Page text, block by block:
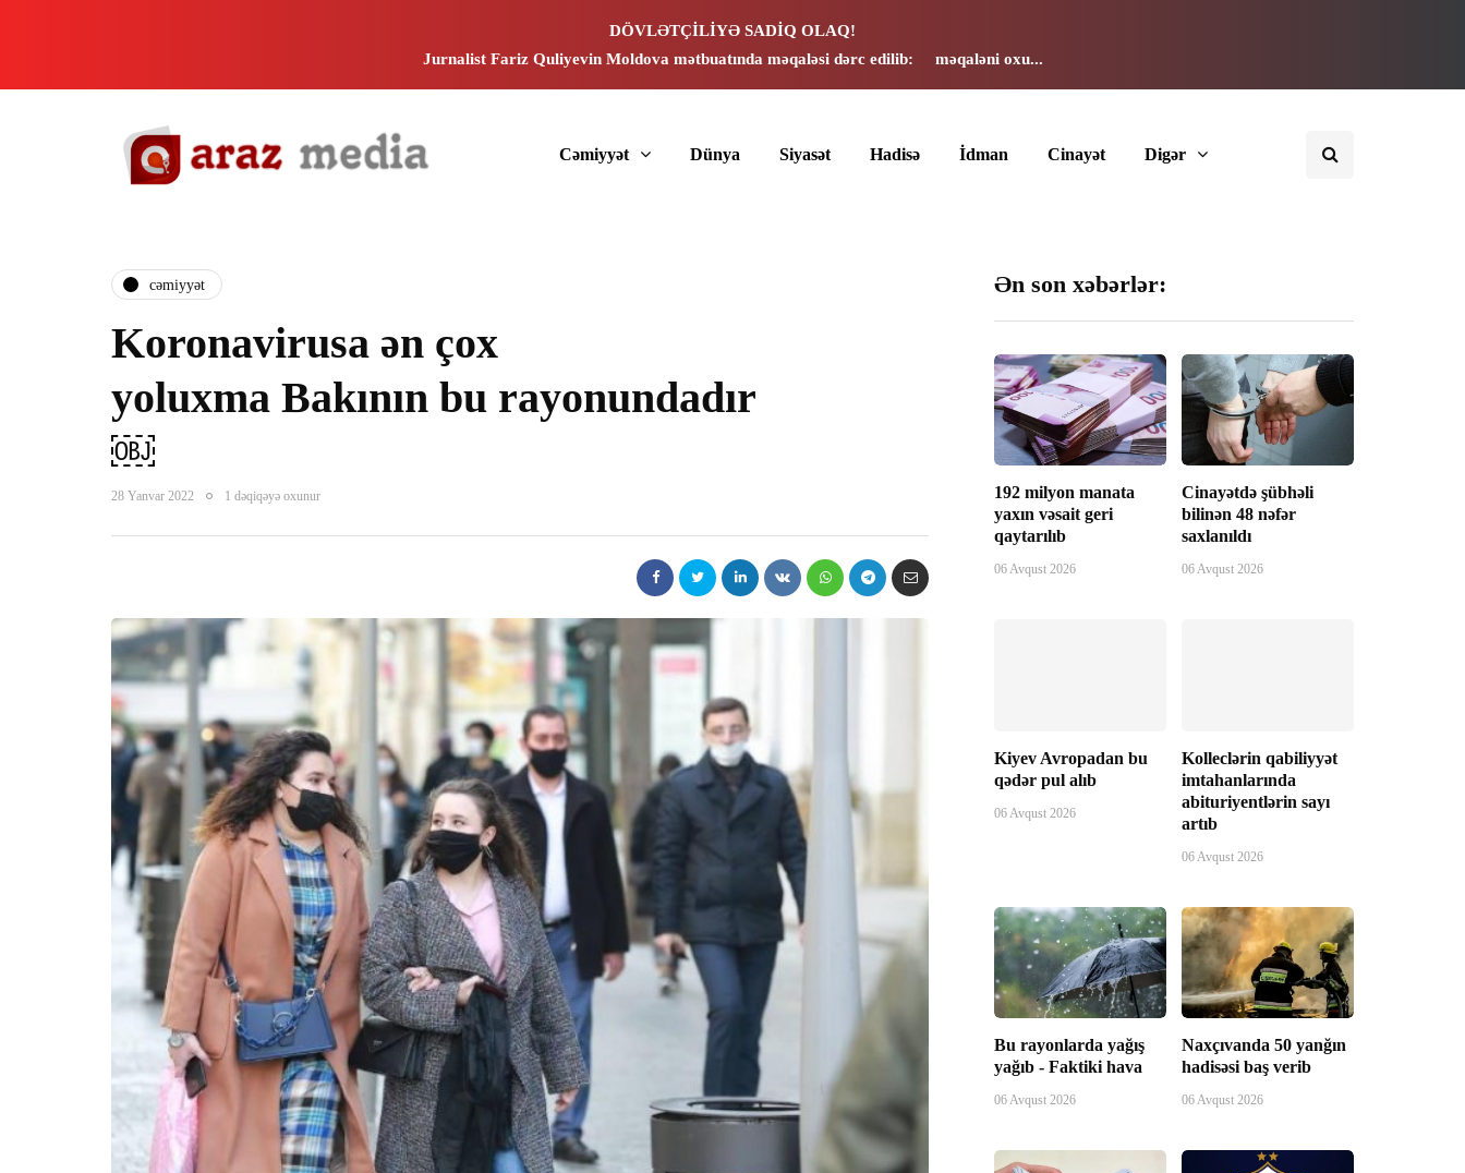
DÖVLƏTÇİLİYƏ SADİQ OLAQ!
Jurnalist Fariz Quliyevin Moldova mətbuatında məqaləsi dərc edilib:
məqaləni oxu...
Cəmiyyət Dünya Siyasət Hadisə İdman Cinayət Digər
cəmiyyət
Koronavirusa ən çox
yoluxma Bakının bu rayonundadır
￼
28 Yanvar 2022 1 dəqiqəyə oxunur
Ən son xəbərlər:
192 milyon manata
yaxın vəsait geri
qaytarılıb
06 Avqust 2026
Cinayətdə şübhəli
bilinən 48 nəfər
saxlanıldı
06 Avqust 2026
Kiyev Avropadan bu
qədər pul alıb
06 Avqust 2026
Kolleclərin qabiliyyət
imtahanlarında
abituriyentlərin sayı
artıb
06 Avqust 2026
Bu rayonlarda yağış
yağıb - Faktiki hava
06 Avqust 2026
Naxçıvanda 50 yanğın
hadisəsi baş verib
06 Avqust 2026